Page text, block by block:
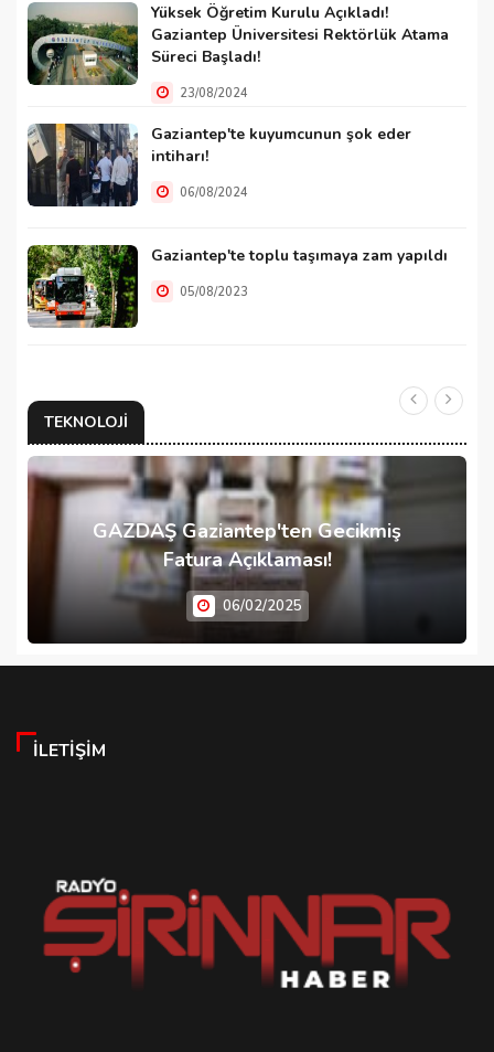
Yüksek Öğretim Kurulu Açıkladı!
Gaziantep Üniversitesi Rektörlük Atama
Süreci Başladı!
23/08/2024
Gaziantep'te kuyumcunun şok eder
intiharı!
06/08/2024
Gaziantep'te toplu taşımaya zam yapıldı
05/08/2023
TEKNOLOJI
GAZDAŞ Gaziantep'ten Gecikmiş
Fatura Açıklaması!
06/02/2025
İLETIŞIM